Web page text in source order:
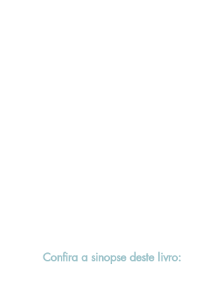
Confira a sinopse deste livro: